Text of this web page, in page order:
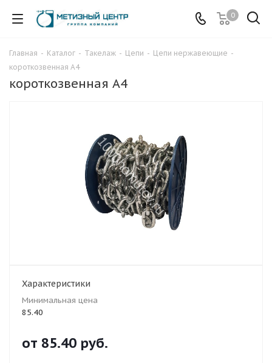
0
Главная - Каталог - Такелаж - Цепи - Цепи нержавеющие -
короткозвенная А4
короткозвенная А4
Характеристики
Минимальная цена
85.40
от 85.40 руб.